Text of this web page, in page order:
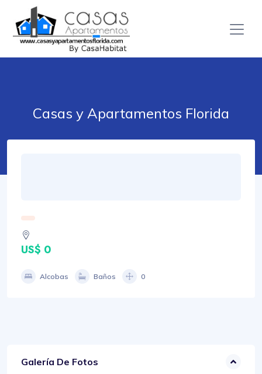
Casas y Apartamentos Florida
US$ 0
Alcobas Baños 0
Galería De Fotos